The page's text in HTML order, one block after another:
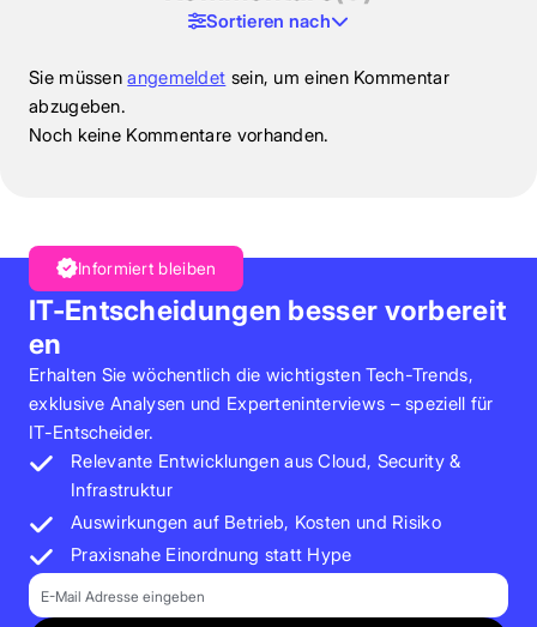
Sortieren nach
Sie müssenangemeldet sein, um einen Kommentar
abzugeben.
Noch keine Kommentare vorhanden.
Informiert bleiben
IT-Entscheidungen besser vorbereit
en
Erhalten Sie wöchentlich die wichtigsten Tech-Trends,
exklusive Analysen und Experteninterviews – speziell für
IT-Entscheider.
Relevante Entwicklungen aus Cloud, Security &
Infrastruktur
Auswirkungen auf Betrieb, Kosten und Risiko
Praxisnahe Einordnung statt Hype
E-Mail